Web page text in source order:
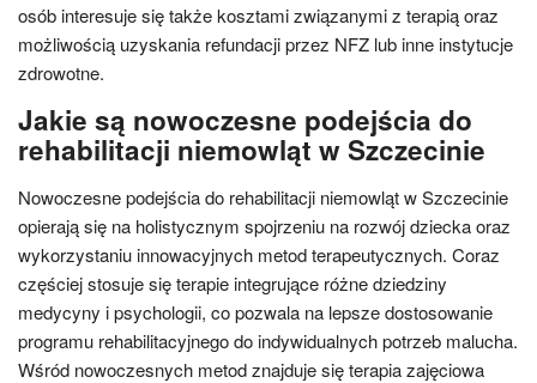
osób interesuje się także kosztami związanymi z terapią oraz
możliwością uzyskania refundacji przez NFZ lub inne instytucje
zdrowotne.
Jakie są nowoczesne podejścia do
rehabilitacji niemowląt w Szczecinie
Nowoczesne podejścia do rehabilitacji niemowląt w Szczecinie
opierają się na holistycznym spojrzeniu na rozwój dziecka oraz
wykorzystaniu innowacyjnych metod terapeutycznych. Coraz
częściej stosuje się terapie integrujące różne dziedziny
medycyny i psychologii, co pozwala na lepsze dostosowanie
programu rehabilitacyjnego do indywidualnych potrzeb malucha.
Wśród nowoczesnych metod znajduje się terapia zajęciowa